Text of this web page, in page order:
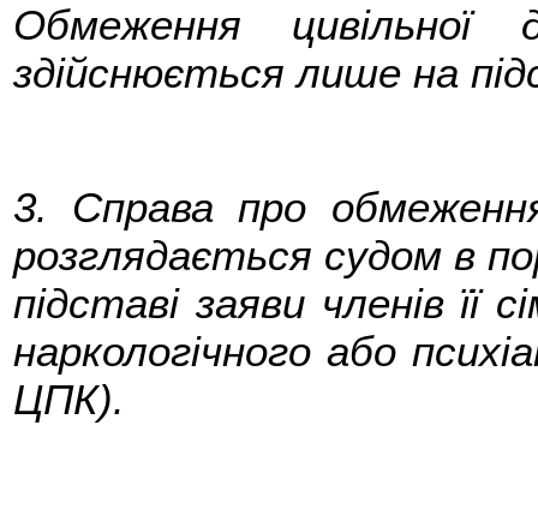
Обмеження цивільної
здійснюється лише на
3. Справа про
розглядається судом в
підставі заяви членів її
наркологічного або
ЦПК).